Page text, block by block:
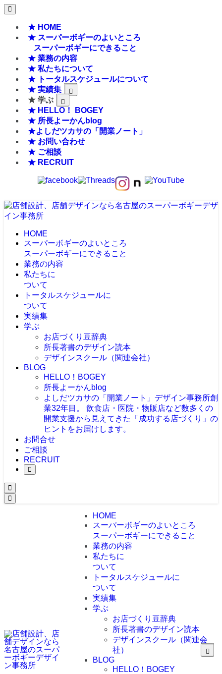
★ HOME
★ スーパーボギーのよいところ
スーパーボギーにできること
★ 業務の内容
★ 私たちについて
★ トータルスケジュールについて
★ 実績集
★ 学ぶ
★ HELLO！ BOGEY
★ 所長よーかんblog
★よしだツカサの「開業ノート」
★ お問い合わせ
★ ご相談
★ RECRUIT
HOME
スーパーボギーのよいところ
スーパーボギーにできること
業務の内容
私たちに
ついて
トータルスケジュールに
ついて
実績集
学ぶ
お店づくり豆辞典
所長著書のデザイン読本
デザインスクール（関連会社）
BLOG
HELLO！BOGEY
所長よーかんblog
よしだツカサの「開業ノート」 デザイン事務所創
業32年目。 飲食店・医院・物販店など数多くの
開業支援から見えてきた「成功する店づくり」の
ヒントをお届けします。
お問合せ
ご相談
RECRUIT
HOME
スーパーボギーのよいところ
スーパーボギーにできること
業務の内容
私たちに
ついて
トータルスケジュールに
ついて
実績集
学ぶ
お店づくり豆辞典
所長著書のデザイン読本
デザインスクール（関連会
社）
BLOG
HELLO！BOGEY